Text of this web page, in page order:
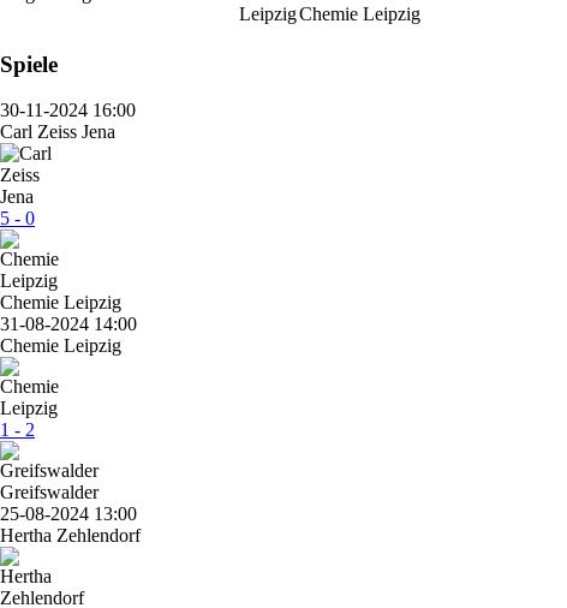
Chemie Leipzig
Spiele
30-11-2024 16:00
Carl Zeiss Jena
5 - 0
Chemie Leipzig
31-08-2024 14:00
Chemie Leipzig
1 - 2
Greifswalder
25-08-2024 13:00
Hertha Zehlendorf